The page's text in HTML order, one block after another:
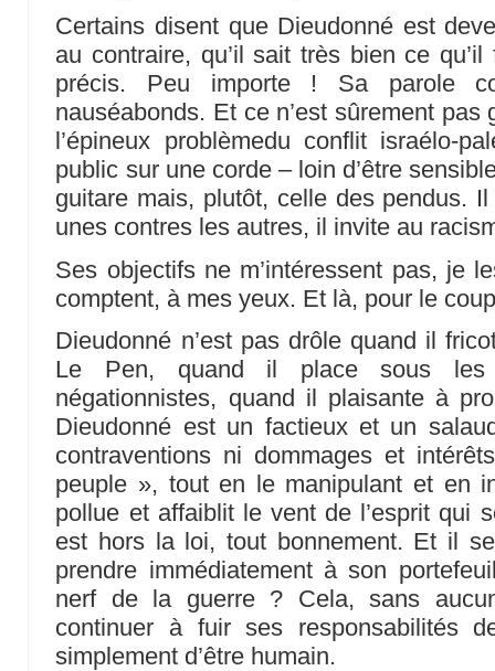
Certains disent que Dieudonné est
au contraire, qu’il sait très bien ce
précis. Peu importe ! Sa parole
nauséabonds. Et ce n’est sûrement
l’épineux problèmedu conflit israélo-
public sur une corde – loin d’être
guitare mais, plutôt, celle des pendus.
unes contres les autres, il invite au
Ses objectifs ne m’intéressent pas, je
comptent, à mes yeux. Et là, pour le
Dieudonné n’est pas drôle quand il
Le Pen, quand il place sous les
négationnistes, quand il plaisante à
Dieudonné est un factieux et un
contraventions ni dommages et
peuple », tout en le manipulant et en
pollue et affaiblit le vent de l’esprit qui
est hors la loi, tout bonnement. Et il
prendre immédiatement à son
nerf de la guerre ? Cela, sans
continuer à fuir ses responsabilités
simplement d’être humain.